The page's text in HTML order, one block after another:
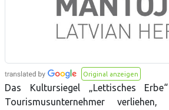
Original anzeigen
Das Kultursiegel „Lettisches
Tourismusunternehmer